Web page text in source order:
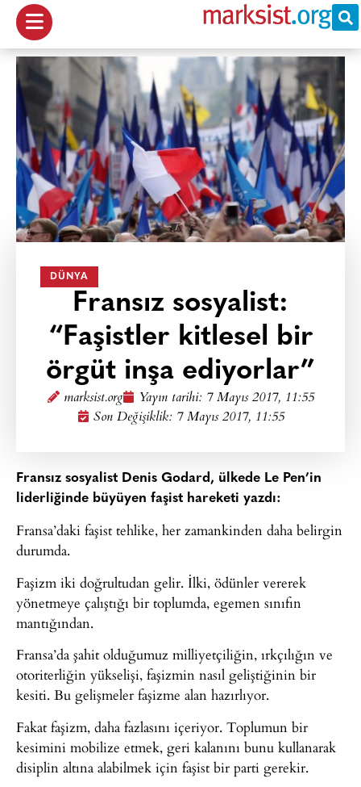
DÜNYA
Fransız sosyalist:
“Faşistler kitlesel bir
örgüt inşa ediyorlar”
marksist.org Yayın tarihi: 7 Mayıs 2017, 11:55
Son Değişiklik: 7 Mayıs 2017, 11:55
Fransız sosyalist Denis Godard, ülkede Le Pen’in
liderliğinde büyüyen faşist hareketi yazdı:
Fransa’daki faşist tehlike, her zamankinden daha belirgin
durumda.
Faşizm iki doğrultudan gelir. İlki, ödünler vererek
yönetmeye çalıştığı bir toplumda, egemen sınıfın
mantığından.
Fransa’da şahit olduğumuz milliyetçiliğin, ırkçılığın ve
otoriterliğin yükselişi, faşizmin nasıl geliştiğinin bir
kesiti. Bu gelişmeler faşizme alan hazırlıyor.
Fakat faşizm, daha fazlasını içeriyor. Toplumun bir
kesimini mobilize etmek, geri kalanını bunu kullanarak
disiplin altına alabilmek için faşist bir parti gerekir.